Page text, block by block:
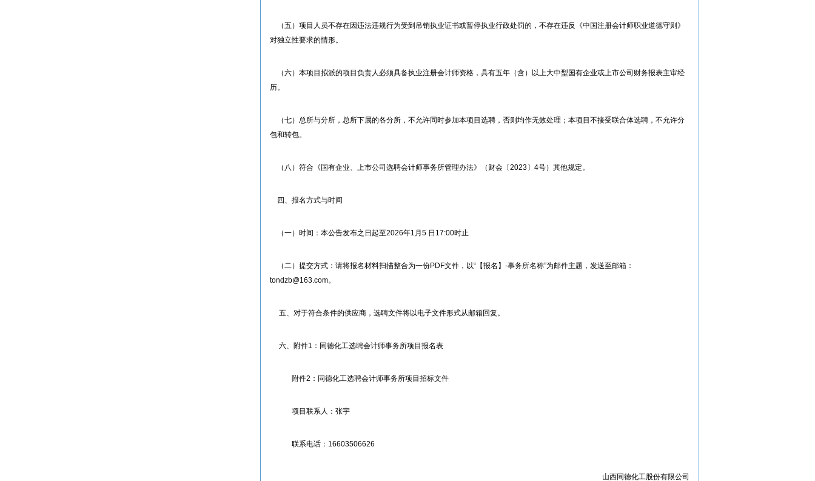
（五）项目人员不存在因违法违规行为受到吊销执业证书或暂停执业行政处罚的，不存在违反《中国注册会计师职业道德守则》
对独立性要求的情形。
（六）本项目拟派的项目负责人必须具备执业注册会计师资格，具有五年（含）以上大中型国有企业或上市公司财务报表主审经
历。
（七）总所与分所，总所下属的各分所，不允许同时参加本项目选聘，否则均作无效处理；本项目不接受联合体选聘，不允许分
包和转包。
（八）符合《国有企业、上市公司选聘会计师事务所管理办法》（财会〔2023〕4号）其他规定。
四、报名方式与时间
（一）时间：本公告发布之日起至2026年1月5 日17:00时止
（二）提交方式：请将报名材料扫描整合为一份PDF文件，以“【报名】-事务所名称”为邮件主题，发送至邮箱：
tondzb@163.com。
五、对于符合条件的供应商，选聘文件将以电子文件形式从邮箱回复。
六、附件1： 同德化工选聘会计师事务所项目报名表
附件2： 同德化工选聘会计师事务所项目招标文件
项目联系人：张宇
联系电话：16603506626
山西同德化工股份有限公司